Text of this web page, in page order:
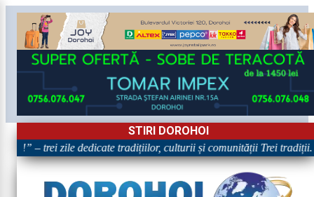
STIRI DOROHOI
– trei zile dedicate tradițiilor, culturii și comunității Trei tradiții.